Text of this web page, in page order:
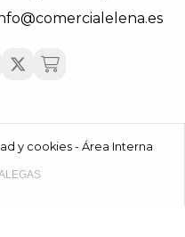
y cookies - Área Interna